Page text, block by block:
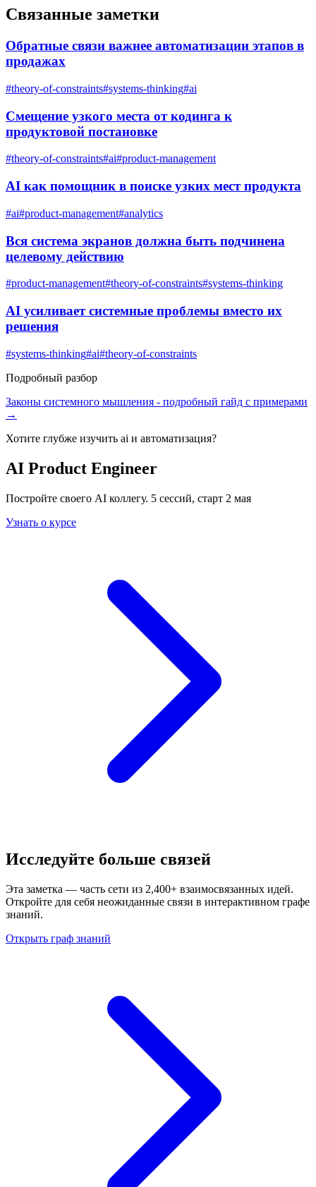
Связанные заметки
Обратные связи важнее автоматизации этапов в
продажах
#theory-of-constraints#systems-thinking#ai
Смещение узкого места от кодинга к
продуктовой постановке
#theory-of-constraints#ai#product-management
AI как помощник в поиске узких мест продукта
#ai#product-management#analytics
Вся система экранов должна быть подчинена
целевому действию
#product-management#theory-of-constraints#systems-thinking
AI усиливает системные проблемы вместо их
решения
#systems-thinking#ai#theory-of-constraints
Подробный разбор
Законы системного мышления - подробный гайд с примерами
→
Хотите глубже изучить ai и автоматизация?
AI Product Engineer
Постройте своего AI коллегу. 5 сессий, старт 2 мая
Узнать о курсе
Исследуйте больше связей
Эта заметка — часть сети из 2,400+ взаимосвязанных идей.
Откройте для себя неожиданные связи в интерактивном графе
знаний.
Открыть граф знаний